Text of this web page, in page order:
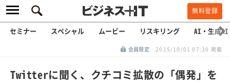
無料登録
セミナー スペシャル ムービー リスキリング AI・生成AI
会員限定 2015/10/01 07:30 掲載
Twitterに聞く、クチコミ拡散の「偶発」を